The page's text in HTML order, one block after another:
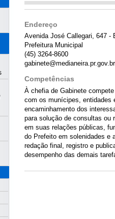
Endereço
Avenida José Callegari, 647 -
Prefeitura Municipal
(45) 3264-8600
gabinete@medianeira.pr.gov.br
Competências
À chefia de Gabinete
com os munícipes, entidades
encaminhamento dos
para solução de consultas ou
em suas relações públicas,
do Prefeito em solenidades e
redação final, registro e
desempenho das demais